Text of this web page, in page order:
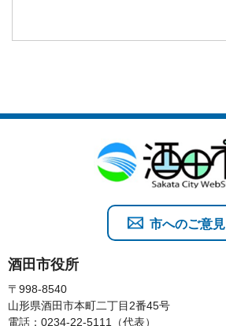
酒田市役所
〒998-8540
山形県酒田市本町二丁目2番45号
電話：0234-22-5111（代表）
市へのご意見